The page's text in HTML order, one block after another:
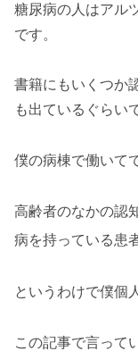
糖尿病の人はアル
です。
書籍にもいくつか
も出ているぐらい
僕の病棟で働いて
高齢者のなかの認
病を持っている患
というわけで僕個
この記事で言って